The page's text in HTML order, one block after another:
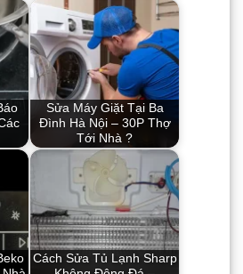
Sửa Máy Giặt Tại Ba
Đình Hà Nội – 30P Thợ
Tới Nhà ?
Cách Sửa Tủ Lạnh Sharp